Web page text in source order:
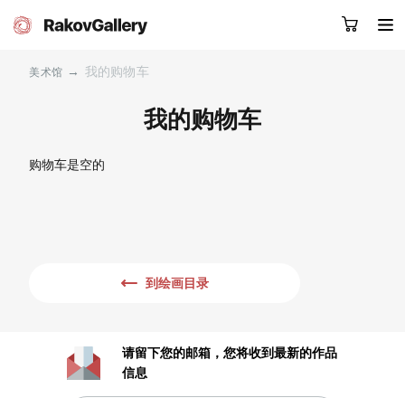
服务
美术馆 → 我的购物车
我的购物车
购物车是空的
到绘画目录
请留下您的邮箱，您将收到最新的作品
信息